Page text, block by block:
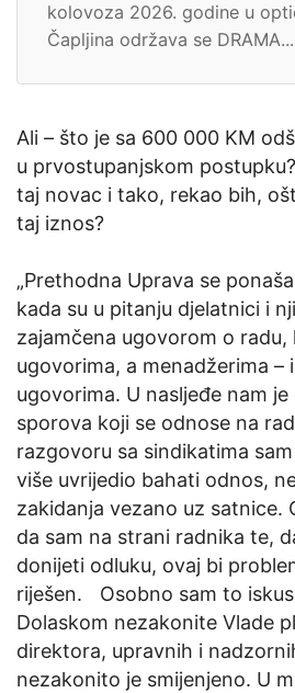
kolovoza 2026. godine u
Čapljina održava se DRAMA...
Ali – što je sa 600 000 KM
u prvostupanjskom
taj novac i tako, rekao bih,
taj iznos?
„Prethodna Uprava se
kada su u pitanju djelatnici i
zajamčena ugovorom o radu,
ugovorima, a menadžerima –
ugovorima. U nasljeđe nam
sporova koji se odnose na
razgovoru sa sindikatima
više uvrijedio bahati odnos,
zakidanja vezano uz satnice.
da sam na strani radnika te,
donijeti odluku, ovaj bi
riješen. Osobno sam to
Dolaskom nezakonite Vlade
direktora, upravnih i
nezakonito je smijenjeno. U